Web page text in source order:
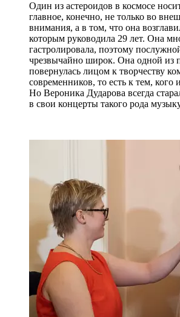
Один из астероидов в космосе
главное, конечно, не только во
внимания, а в том, что она
которым руководила 29 лет. Она
гастролировала, поэтому
чрезвычайно широк. Она одной из
повернулась лицом к творчеству
современников, то есть к тем, кого
Но Вероника Дударова всегда
в свои концерты такого рода